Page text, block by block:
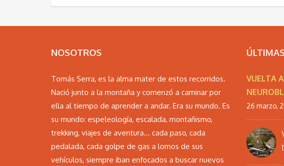
NOSOTROS
Tomás Serra, es la alma mater de estos recorridos.
Nació junto a la montaña y comenzó a caminar por
ella al tiempo de aprender a andar. Era su mundo. Es
su mundo: espeleología, escalada, montañismo,
trekking, viajes de aventura… cada paso, cada
pedalada, cada golpe de gas a lomos de sus
vehículos, siempre iban enfocados a buscar nuevos
VUELTA
26 marzo,